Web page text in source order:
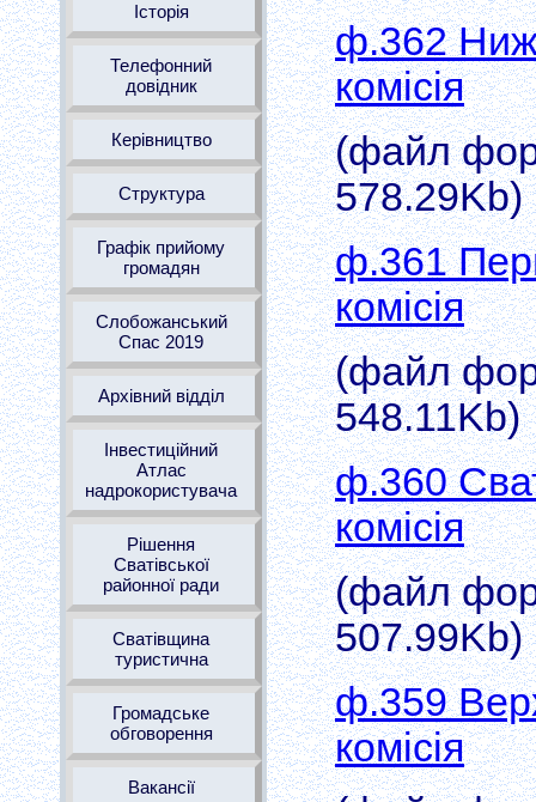
Історія
Телефонний
довідник
Керівництво
Структура
Графік прийому
громадян
Слобожанський
Спас 2019
Архівний відділ
Інвестиційний
Атлас
надрокористувача
Рішення
Сватівської
районної ради
Сватівщина
туристична
Громадське
обговорення
Вакансії
ф.362
комісія
(файл
578.29Kb)
ф.361
комісія
(файл
548.11Kb)
ф.360
комісія
(файл
507.99Kb)
ф.359
комісія